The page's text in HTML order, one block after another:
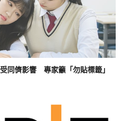
同儕影響 專家籲「勿貼標籤」